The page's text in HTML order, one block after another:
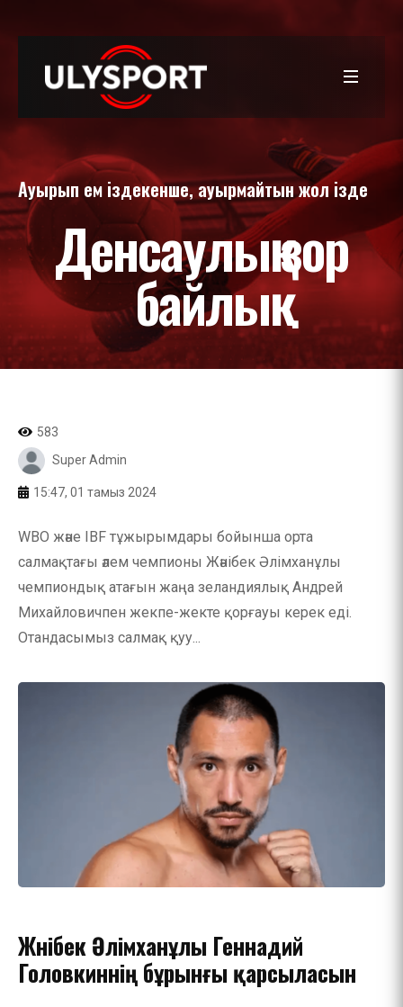
Ауырып ем іздекенше, ауырмайтын жол ізде
Денсаулық зор
байлық
583
Super Admin
15:47, 01 тамыз 2024
WBO және IBF тұжырымдары бойынша орта
салмақтағы әлем чемпионы Жәнібек Әлімханұлы
чемпиондық атағын жаңа зеландиялық Андрей
Михайловичпен жекпе-жекте қорғауы керек еді.
Отандасымыз салмақ қуу...
Жәнібек Әлімханұлы Геннадий
Головкиннің бұрынғы қарсыласын